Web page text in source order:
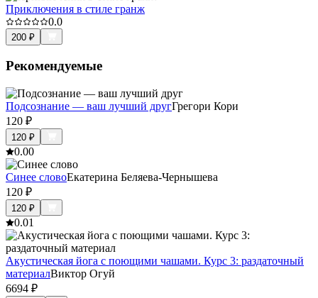
Приключения в стиле гранж
0.0
200 ₽
Рекомендуемые
Подсознание — ваш лучший другГрегори Кори
120 ₽
120 ₽
0.00
Синее словоЕкатерина Беляева-Чернышева
120 ₽
120 ₽
0.01
Акустическая йога с поющими чашами. Курс 3: раздаточный
материалВиктор Огуй
6694 ₽